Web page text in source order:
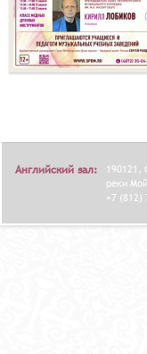
Английский зал:
190121,
реки
+7 (812)